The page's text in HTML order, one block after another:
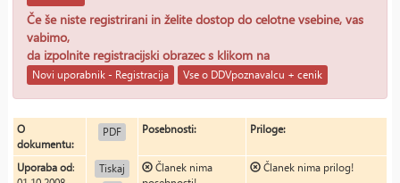
Če še niste registrirani in želite dostop do celotne vsebine, vas
vabimo,
da izpolnite registracijski obrazec s klikom na
Novi uporabnik - Registracija Vse o DDVpoznavalcu + cenik
O
dokumentu:
PDF
Tiskaj
Posebnosti: Priloge:
Uporaba od:
Članek nima
Članek nima prilog!